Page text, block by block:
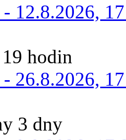
12.8.2026,
hodin
26.8.2026,
3 dny